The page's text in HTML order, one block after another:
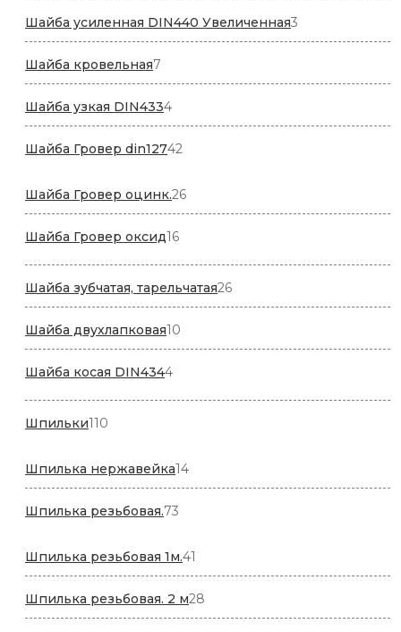
Шайба усиленная DIN440 Увеличенная3
товара
Шайба кровельная7
товаров
Шайба узкая DIN43344
товара
Шайба Гровер din12742
Шайба Гровер оцинк.2626
товаров
Шайба Гровер оксид1616
Шайба зубчатая, тарельчатая2626
товаров
Шайба двухлапковая10
товаров
Шайба косая DIN43444
Шпильки110
Шпилька нержавейка1414
товаров
Шпилька резьбовая.73
Шпилька резьбовая 1м.41
товар
Шпилька резьбовая. 2 м28
товаров